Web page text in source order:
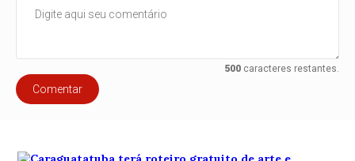
500caracteres restantes.
Comentar